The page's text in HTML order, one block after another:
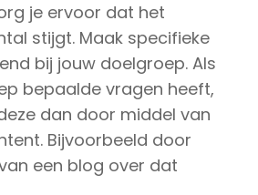
je ervoor dat het
stijgt. Maak specifieke
bij jouw doelgroep. Als
bepaalde vragen heeft,
dan door middel van
Bijvoorbeeld door
een blog over dat